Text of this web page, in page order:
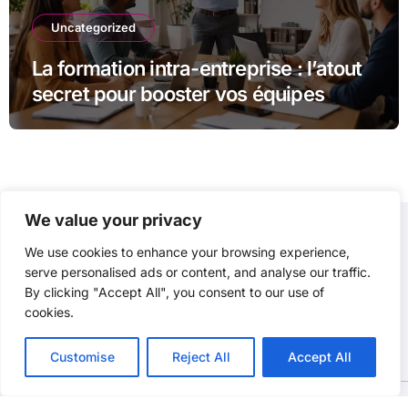
We value your privacy
We use cookies to enhance your browsing experience,
serve personalised ads or content, and analyse our traffic.
By clicking "Accept All", you consent to our use of
cookies.
Customise Reject All Accept All
Uncategorized
La formation intra-entreprise : l’atout
secret pour booster vos équipes
P3D